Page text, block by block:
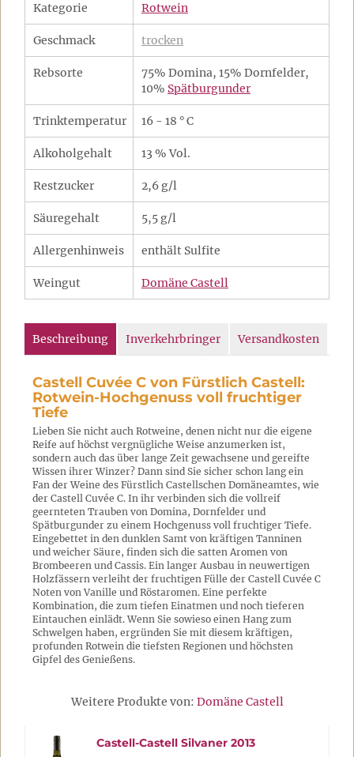
Kategorie Rotwein
Geschmack trocken
Rebsorte
75% Domina, 15% Dornfelder,
10% Spätburgunder
Trinktemperatur 16 - 18 ° C
Alkoholgehalt 13 % Vol.
Restzucker 2,6 g/l
Säuregehalt 5,5 g/l
Allergenhinweis enthält Sulfite
Weingut Domäne Castell
Beschreibung Inverkehrbringer Versandkosten
Castell Cuvée C von Fürstlich Castell:
Rotwein-Hochgenuss voll fruchtiger
Tiefe
Lieben Sie nicht auch Rotweine, denen nicht nur die eigene
Reife auf höchst vergnügliche Weise anzumerken ist,
sondern auch das über lange Zeit gewachsene und gereifte
Wissen ihrer Winzer? Dann sind Sie sicher schon lang ein
Fan der Weine des Fürstlich Castellschen Domäneamtes, wie
der Castell Cuvée C. In ihr verbinden sich die vollreif
geernteten Trauben von Domina, Dornfelder und
Spätburgunder zu einem Hochgenuss voll fruchtiger Tiefe.
Eingebettet in den dunklen Samt von kräftigen Tanninen
und weicher Säure, finden sich die satten Aromen von
Brombeeren und Cassis. Ein langer Ausbau in neuwertigen
Holzfässern verleiht der fruchtigen Fülle der Castell Cuvée C
Noten von Vanille und Röstaromen. Eine perfekte
Kombination, die zum tiefen Einatmen und noch tieferen
Eintauchen einlädt. Wenn Sie sowieso einen Hang zum
Schwelgen haben, ergründen Sie mit diesem kräftigen,
profunden Rotwein die tiefsten Regionen und höchsten
Gipfel des Genießens.
Weitere Produkte von: Domäne Castell
Castell-Castell Silvaner 2013